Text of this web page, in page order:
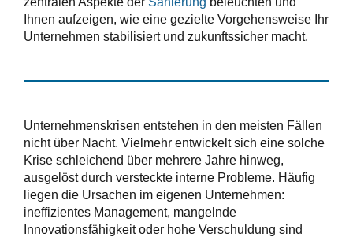
Ihnen aufzeigen, wie eine gezielte Vorgehensweise Ihr
Unternehmen stabilisiert und zukunftssicher macht.
Unternehmenskrisen entstehen in den meisten Fällen
nicht über Nacht. Vielmehr entwickelt sich eine solche
Krise schleichend über mehrere Jahre hinweg,
ausgelöst durch versteckte interne Probleme. Häufig
liegen die Ursachen im eigenen Unternehmen:
ineffizientes Management, mangelnde
Innovationsfähigkeit oder hohe Verschuldung sind